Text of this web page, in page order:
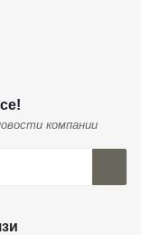
компании